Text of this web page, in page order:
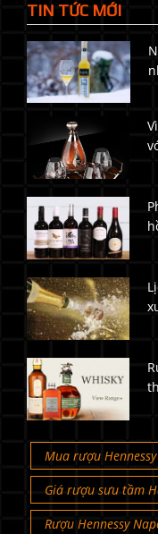
TIN TỨC MỚI
Mua rượu
Giá rượu sưu tầm
Rượu Hennessy